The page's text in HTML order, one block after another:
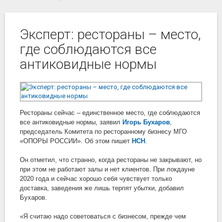
Эксперт: рестораны – место,
где соблюдаются все
антиковидные нормы
Рестораны сейчас – единственное место, где соблюдаются
все антиковидные нормы, заявил Игорь Бухаров,
председатель Комитета по ресторанному бизнесу МГО
«ОПОРЫ РОССИИ». Об этом пишет НСН .
Он отметил, что странно, когда рестораны не закрывают, но
при этом не работают залы и нет клиентов. При локдауне
2020 года и сейчас хорошо себя чувствует только
доставка, заведения же лишь терпят убытки, добавил
Бухаров.
«Я считаю надо советоваться с бизнесом, прежде чем